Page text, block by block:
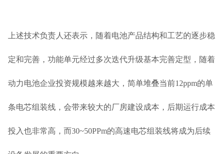
上述技术负责人还表示，随着电池产品结构和工艺的逐步稳
定和完善，功能单元经过多次迭代升级基本完善定型，随着
动力电池企业投资规模越来越大，简单堆叠当前12ppm的单
条电芯组装线，会带来较大的厂房建设成本，后期运行成本
投入也非常高，而30~50PPm的高速电芯组装线将成为后续